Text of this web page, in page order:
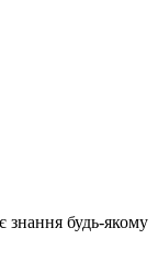
знання будь-якому